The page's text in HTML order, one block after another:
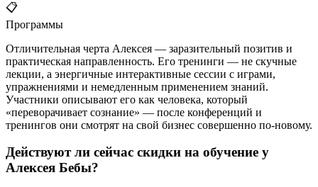
📋
Программы
Отличительная черта Алексея — заразительный позитив и
практическая направленность. Его тренинги — не скучные
лекции, а энергичные интерактивные сессии с играми,
упражнениями и немедленным применением знаний.
Участники описывают его как человека, который
«переворачивает сознание» — после конференций и
тренингов они смотрят на свой бизнес совершенно по-новому.
Действуют ли сейчас скидки на обучение у
Алексея Бебы?